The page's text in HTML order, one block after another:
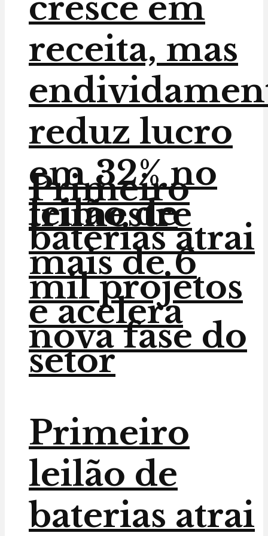
Primeiro
leilão de
baterias atrai
mais de 6
mil projetos
e acelera
nova fase do
setor
receita, mas
reduz lucro
em 32% no
trimestre
Primeiro
leilão de
baterias atrai